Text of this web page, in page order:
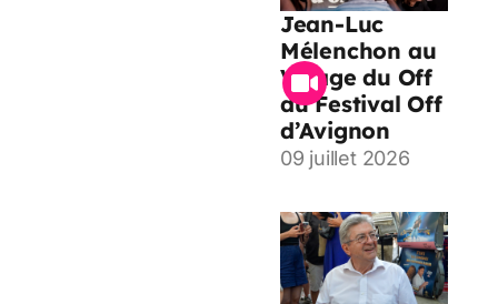
Jean-Luc
Mélenchon au
Village du Off
du Festival Off
d’Avignon
09 juillet 2026